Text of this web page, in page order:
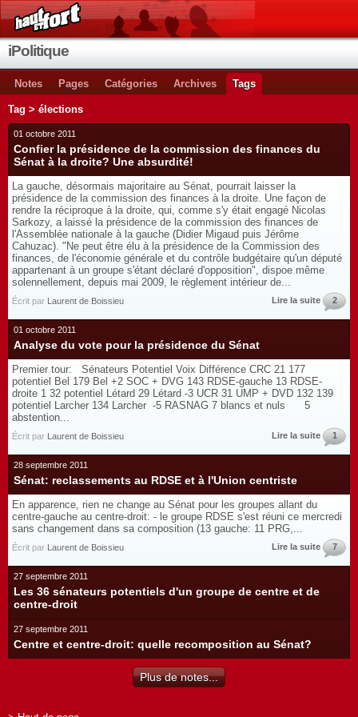
iPolitique
Notes Pages Catégories Archives Tags
Tag > élections
01 octobre 2011
Confier la présidence de la commission des finances du
Sénat à la droite? Une absurdité!
La gauche, désormais majoritaire au Sénat, pourrait laisser la
présidence de la commission des finances à la droite. Une façon de
rendre la réciproque à la droite, qui, comme s'y était engagé Nicolas
Sarkozy, a laissé la présidence de la commission des finances de
l'Assemblée nationale à la gauche (Didier Migaud puis Jérôme
Cahuzac). "Ne peut être élu à la présidence de la Commission des
finances, de l'économie générale et du contrôle budgétaire qu'un député
appartenant à un groupe s'étant déclaré d'opposition", dispoe même
solennellement, depuis mai 2009, le règlement intérieur de...
Écrit par Laurent de Boissieu Lire la suite 2
01 octobre 2011
Analyse du vote pour la présidence du Sénat
Premier tour: Sénateurs Potentiel Voix Différence CRC 21 177
potentiel Bel 179 Bel +2 SOC + DVG 143 RDSE-gauche 13 RDSE-
droite 1 32 potentiel Létard 29 Létard -3 UCR 31 UMP + DVD 132 139
potentiel Larcher 134 Larcher -5 RASNAG 7 blancs et nuls 5
abstention...
Écrit par Laurent de Boissieu Lire la suite 1
28 septembre 2011
Sénat: reclassements au RDSE et à l'Union centriste
En apparence, rien ne change au Sénat pour les groupes allant du
centre-gauche au centre-droit: - le groupe RDSE s'est réuni ce mercredi
sans changement dans sa composition (13 gauche: 11 PRG,...
Écrit par Laurent de Boissieu Lire la suite 7
27 septembre 2011
Les 36 sénateurs potentiels d'un groupe de centre et de
centre-droit
27 septembre 2011
Centre et centre-droit: quelle recomposition au Sénat?
Plus de notes...